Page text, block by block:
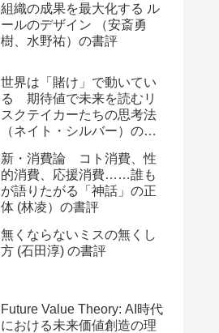
組織の成果を最大化する ル
ールのデザイン （安斎勇
樹、水野祐）の書評
世界は「賭け」で動いてい
る 期待値で未来を読むリ
スクテイカーたちの思考法
（ネイト・シルバー）の書
新・消費論 コト消費、性
的消費、応援消費……誰も
が語りたがる「神話」の正
体 (林凌）の書評
無くならないミスの無くし
方 (石田淳) の書評
Future Value Theory: AI時代
における未来価値創造の理